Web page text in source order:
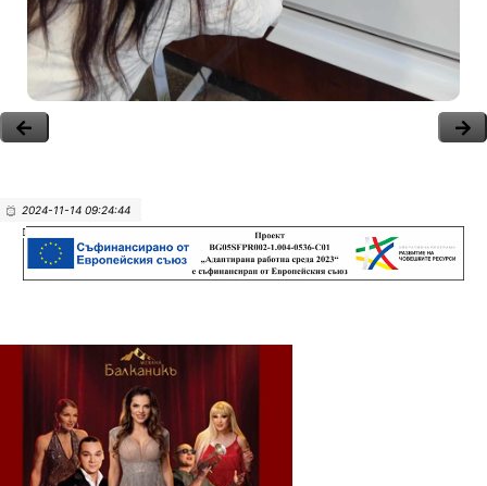
2024-11-14 09:24:44